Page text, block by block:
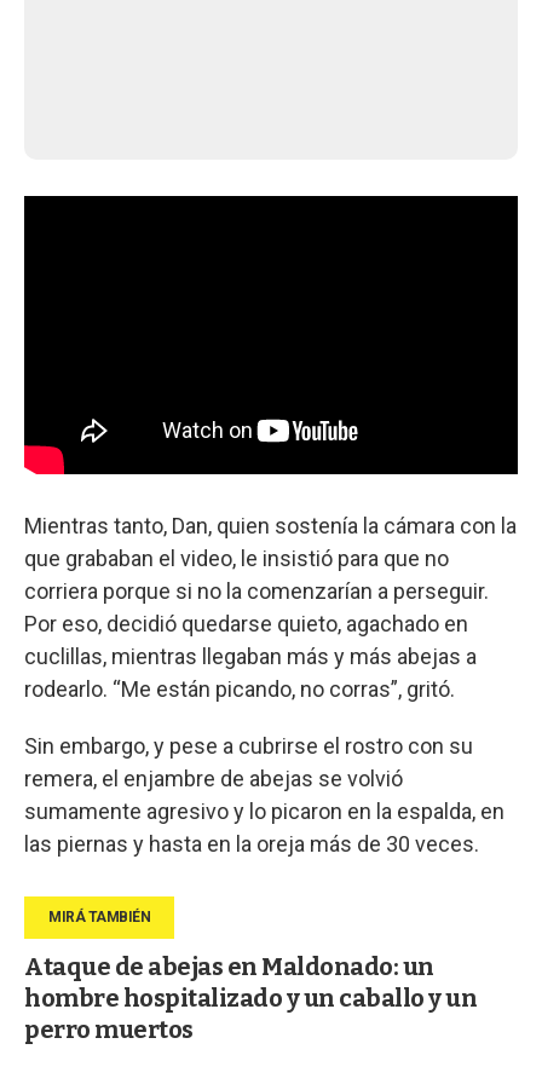
Mientras tanto, Dan, quien sostenía la cámara con la
que grababan el video, le insistió para que no
corriera porque si no la comenzarían a perseguir.
Por eso, decidió quedarse quieto, agachado en
cuclillas, mientras llegaban más y más abejas a
rodearlo. “Me están picando, no corras”, gritó.
Sin embargo, y pese a cubrirse el rostro con su
remera, el enjambre de abejas se volvió
sumamente agresivo y lo picaron en la espalda, en
las piernas y hasta en la oreja más de 30 veces.
Ataque de abejas en Maldonado: un
hombre hospitalizado y un caballo y un
perro muertos